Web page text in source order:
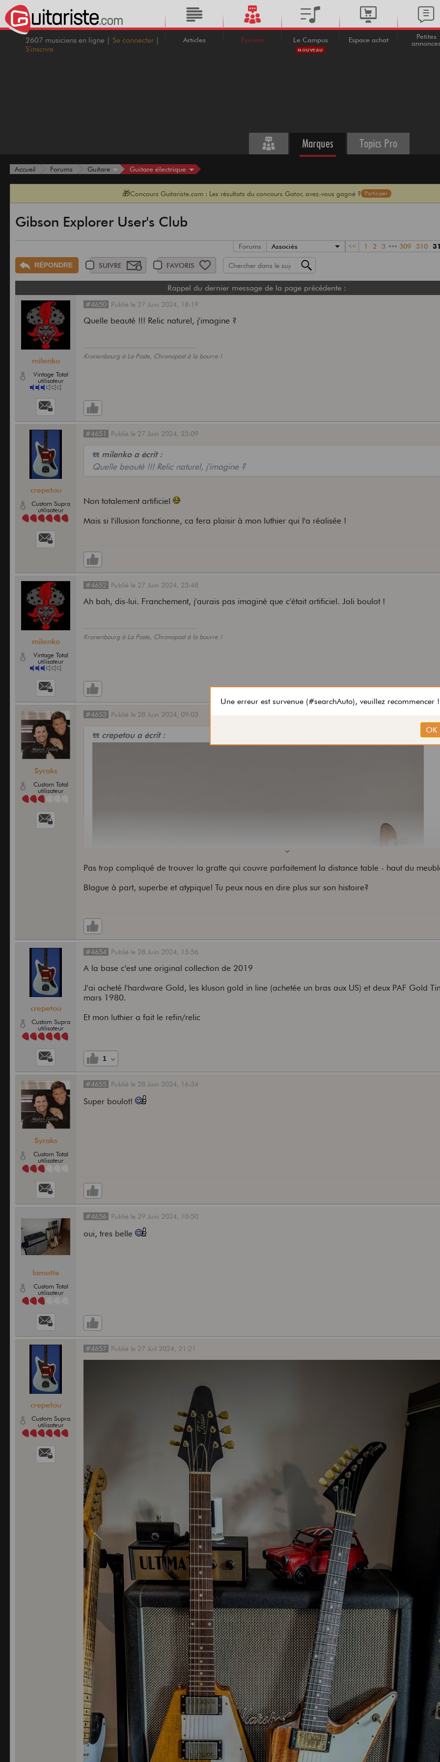
2607 musiciens en ligne | Se connecter |
S'inscrire
Articles Forums Le Campus
NOUVEAU
Espace achat
Petites
Marques Topics Pro
Accueil Forums Guitare Guitare électrique
🎁Concours Guitariste.com : Les résultats du concours Gator, avez-vous gagné ? Participer
Gibson Explorer User's Club
Forums Associés << 1 2 3 ••• 309 310
RÉPONDRE SUIVRE FAVORIS
Rappel du dernier message de la page précédente :
milenko
Vintage Total
utilisateur
#4650 Publié le 27 Juin 2024, 18:19
Quelle beauté !!! Relic naturel, j'imagine ?
Kronenbourg à La Poste, Chronopost à la bourre !
crepetou
Custom Supra
utilisateur
#4651 Publié le 27 Juin 2024, 23:09
milenko a écrit :
Quelle beauté !!! Relic naturel, j'imagine ?
Non totalement artificiel
Mais si l'illusion fonctionne, ca fera plaisir à mon luthier qui l'a réalisée !
milenko
Vintage Total
utilisateur
#4652 Publié le 27 Juin 2024, 23:48
Ah bah, dis-lui. Franchement, j'aurais pas imaginé que c'était artificiel. Joli boulot !
Kronenbourg à La Poste, Chronopost à la bourre !
Syraks
Custom Total
utilisateur
#4653 Publié le 28 Juin 2024, 09:03
crepetou a écrit :
back
Pas trop compliqué de trouver la gratte qui couvre parfaitement la distance table - haut du
Blague à part, superbe et atypique! Tu peux nous en dire plus sur son histoire?
crepetou
Custom Supra
utilisateur
#4654 Publié le 28 Juin 2024, 15:56
A la base c'est une original collection de 2019
J'ai acheté l'hardware Gold, les kluson gold in line (achetée un bras aux US) et deux PAF Gold
mars 1980.
Et mon luthier a fait le refin/relic
1
Syraks
Custom Total
utilisateur
#4655 Publié le 28 Juin 2024, 16:34
Super boulot!
lamotte
Custom Total
utilisateur
#4656 Publié le 29 Juin 2024, 10:50
oui, tres belle
crepetou
Custom Supra
utilisateur
#4657 Publié le 27 Juil 2024, 21:21